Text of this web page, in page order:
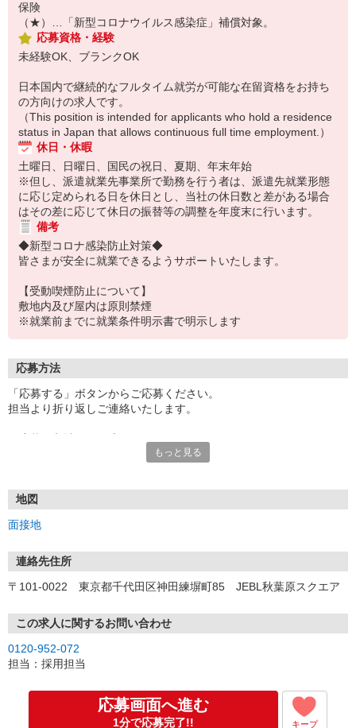
保険
（★）…「新型コロナウイルス感染症」補償対象。
応募資格・経験
未経験OK、ブランクOK
日本国内で継続的なフルタイム就労が可能な在留資格をお持ち
の方向けの求人です。
（This position is intended for applicants who hold a residence
status in Japan that allows continuous full time employment.）
休日・休暇
土曜日、日曜日、国民の祝日、夏期、年末年始
※但し、派遣就業先事業所で勤務を行う者は、派遣先就業形態
に応じ定められる日を休日とし、当社の休日数と差がある場合
はその差に応じて休日の振替等の調整を年度末に行います。
備考
◆新型コロナ感染防止対策◆
皆さまが安全に就業できるようサポートいたします。
【受動喫煙防止について】
敷地内及び屋内は原則禁煙
※就業前までに就業条件明示書で明示します
応募方法
「応募する」ボタンからご応募ください。
担当より折り返しご連絡いたします。
*来社面接またはオンライン面接が可能です。
（応募情報不足の場合は、履歴書・職務経歴書を頂くケースがあ
▼内定（面接後、最短翌営業日）
*当社より内定通知をお送りします。
*内定にご承諾いただけましたら、採用決定となります。
*当社の正社員としてご入社いただきます。
*辞令の授与、オリエンテーションをお受けいただきます。
▼配属先の決定（★）
*当社が配属先を決定します。
▼就業開始
*配属先にて、当社の派遣スタッフとしてご就業いただきます。
もっと見る
地図
面接地
連絡先住所
〒101-0022 東京都千代田区神田練塀町85 JEBL秋葉原スクエア
この求人に関するお問い合わせ
0120-952-072
担当：採用担当
応募画面へ進む
1分で応募完了!! キープ